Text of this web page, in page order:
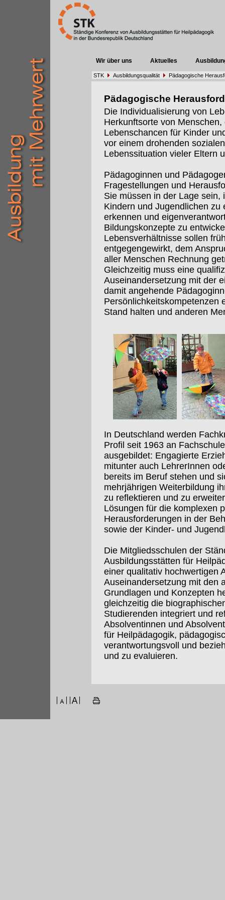
Wir über uns Aktuelles
STK Ausbildungsqualität Pädagogische
Pädagogische
Die Individualisierung von
Herkunftsorte von
Lebenschancen für Kinder
vor einem drohenden
Lebenssituation vieler Eltern
Pädagoginnen und
Fragestellungen und
Sie müssen in der Lage
Kindern und Jugendlichen
erkennen und
Bildungskonzepte zu
Lebensverhältnisse sollen
entgegengewirkt, dem
aller Menschen Rechnung
Gleichzeitig muss eine
Auseinandersetzung mit der
damit angehende
Persönlichkeitskompetenzen
Stand halten und anderen
In Deutschland werden
Profil seit 1963 an
ausgebildet: Engagierte
mitunter auch LehrerInnen
bereits im Beruf stehen und
mehrjährigen Weiterbildung
zu reflektieren und zu
Lösungen für die komplexen
Herausforderungen in der
sowie der Kinder- und
Die Mitgliedsschulen der
Ausbildungsstätten für
einer qualitativ hochwertigen
Auseinandersetzung mit den
Grundlagen und Konzepten
gleichzeitig die
Studierenden integriert und
Absolventinnen und
für Heilpädagogik,
verantwortungsvoll und
und zu evaluieren.